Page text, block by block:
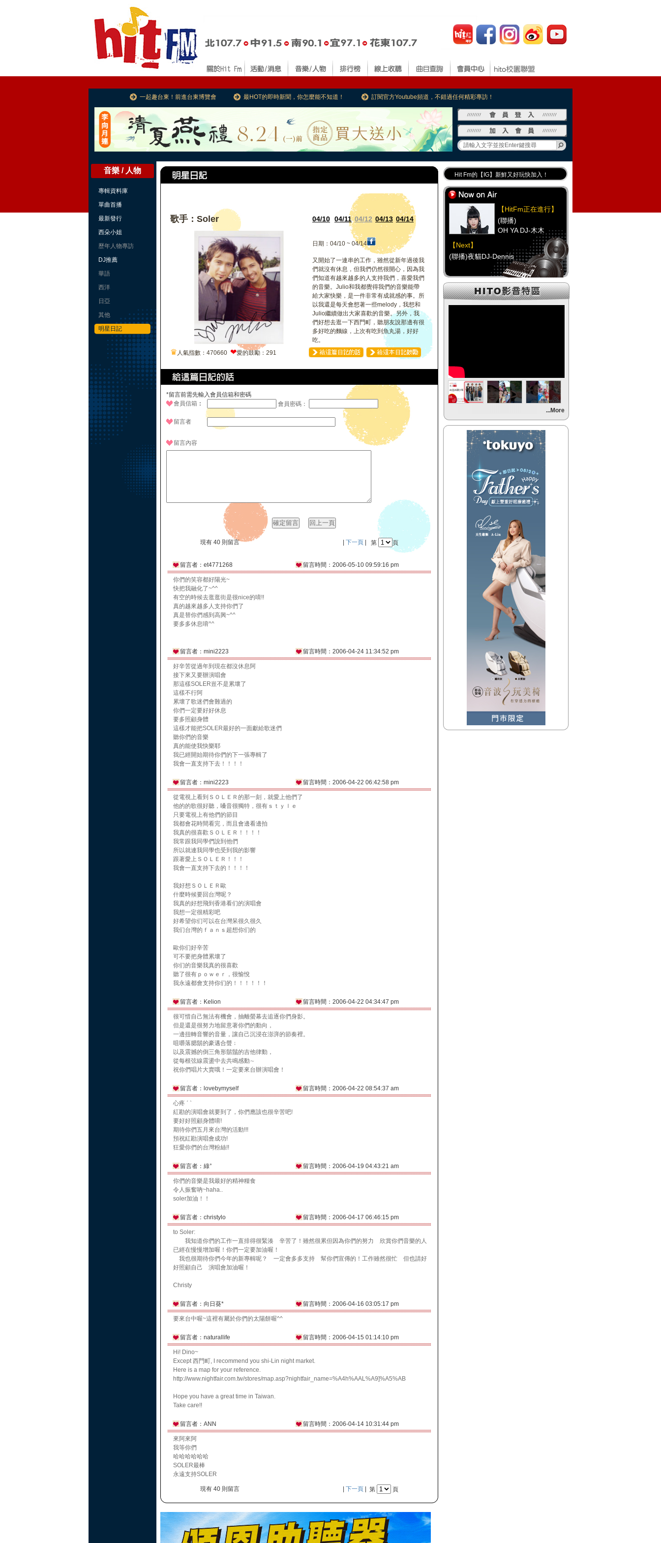
一起趣台東！前進台東博覽會 最HOT的即時新聞，你怎麼能不知道！ 訂閱官方Youtube頻道，不錯過任何精彩專訪！
音樂 / 人物
專輯資料庫
單曲首播
最新發行
西朵小姐
歷年人物專訪
DJ推薦
華語
西洋
日亞
其他
明星日記
歌手：Soler 04/10 04/11 04/12 04/13 04/14
日期：04/10 ~ 04/14
又開始了一連串的工作，雖然從新年過後我
們就沒有休息，但我們仍然很開心，因為我
們知道有越來越多的人支持我們，喜愛我們
的音樂。Julio和我都覺得我們的音樂能帶
給大家快樂，是一件非常有成就感的事。所
以我還是每天會想著一些melody，我想和
Julio繼續做出大家喜歡的音樂。另外，我
們好想去逛一下西門町，聽朋友說那邊有很
多好吃的麵線，上次有吃到魚丸湯，好好
吃。
♛ 人氣指數：470660 ❤愛的鼓勵：291
*留言前需先輸入會員信箱和密碼
會員信箱 ： 會員密碼：
留言者
留言內容
現有 40 則留言 下一頁 第 頁
留言者：et4771268 留言時間：2006-05-10 09:59:16 pm
你們的笑容都好陽光~
快把我融化了~^^
有空的時候去逛逛街是很nice的唷!!
真的越來越多人支持你們了
真是替你們感到高興~^^
要多多休息唷^^
留言者：mini2223 留言時間：2006-04-24 11:34:52 pm
好辛苦從過年到現在都沒休息阿
接下來又要辦演唱會
那這樣SOLER豈不是累壞了
這樣不行阿
累壞了歌迷們會難過的
你們一定要好好休息
要多照顧身體
這樣才能把SOLER最好的一面獻給歌迷們
聽你們的音樂
真的能使我快樂耶
我已經開始期待你們的下一張專輯了
我會一直支持下去！！！！
留言者：mini2223 留言時間：2006-04-22 06:42:58 pm
從電視上看到ＳＯＬＥＲ的那一刻，就愛上他們了
他的的歌很好聽，嗓音很獨特，很有ｓｔｙｌｅ
只要電視上有他們的節目
我都會花時間看完，而且會邊看邊拍
我真的很喜歡ＳＯＬＥＲ！！！！
我常跟我同學們說到他們
所以就連我同學也受到我的影響
跟著愛上ＳＯＬＥＲ！！！
我會一直支持下去的！！！！
我好想ＳＯＬＥＲ歐
什麼時候要回台灣呢？
我真的好想飛到香港看们的演唱會
我想一定很精彩吧
好希望你们可以在台灣呆很久很久
我们台灣的ｆａｎｓ超想你们的
歐你们好辛苦
可不要把身體累壞了
你们的音樂我真的很喜歡
聽了很有ｐｏｗｅｒ，很愉悅
我永遠都會支持你们的！！！！！！
留言者：Kelion 留言時間：2006-04-22 04:34:47 pm
很可惜自己無法有機會，抽離螢幕去追逐你們身影。
但是還是很努力地留意著你們的動向，
一邊扭轉音響的音量，讓自己沉浸在澎湃的節奏裡。
咀嚼落腮鬍的豪邁合聲﹔
以及震撼的倒三角形鬍鬚的吉他律動，
從每根弦線震盪中去共鳴感動∼
祝你們唱片大賣哦！一定要來台辦演唱會！
留言者：lovebymyself 留言時間：2006-04-22 08:54:37 am
心疼 ˊ ˋ
紅勘的演唱會就要到了，你們應該也很辛苦吧!
要好好照顧身體唷!
期待你們五月來台灣的活動!!!
預祝紅勘演唱會成功!
狂愛你們的台灣粉絲!!
留言者：綠° 留言時間：2006-04-19 04:43:21 am
你們的音樂是我最好的精神糧食
令人振奮吶~haha..
soler加油！！
留言者：christylo 留言時間：2006-04-17 06:46:15 pm
to Soler:
我知道你們的工作一直排得很緊湊 辛苦了！雖然很累但因為你們的努力 欣賞你們音樂的人
已經在慢慢增加喔！你們一定要加油喔！
我也很期待你們今年的新專輯呢？ 一定會多多支持 幫你們宣傳的！工作雖然很忙 但也請好
好照顧自己 演唱會加油喔！
Christy
留言者：向日葵* 留言時間：2006-04-16 03:05:17 pm
要來台中喔~這裡有屬於你們的太陽餅喔^^
留言者：naturallife 留言時間：2006-04-15 01:14:10 pm
Hi! Dino~
Except 西門町, I recommend you shi-Lin night market.
Here is a map for your reference.
http://www.nightfair.com.tw/stores/map.asp?nightfair_name=%A4h%AAL%A9]%A5%AB
Hope you have a great time in Taiwan.
Take care!!
留言者：ANN 留言時間：2006-04-14 10:31:44 pm
來阿來阿
我等你們
哈哈哈哈哈哈
SOLER最棒
永遠支持SOLER
現有 40 則留言 下一頁 第 頁
Hit Fm的【IG】新鮮又好玩快加入！
Hit Fm【FB臉書粉絲團】等你加入！
最專業《DJ推薦》好音樂千萬別錯過！
好康報報 最新優惠訊息都在這！
【HitFm正在進行】
(聯播)
OH YA DJ-木木
【Next】
(聯播)夜貓DJ-Dennis
【HitFm正在進行】
(聯播)
(聯播)
OH YA DJ-木木
【Next】
【HitFm正在進行】
OH YA DJ-木木
【Next】
(聯播)夜貓DJ-Dennis
【HitFm正在進行】
(聯播)
OH YA DJ-木木
(聯播)夜貓DJ-Dennis
...More